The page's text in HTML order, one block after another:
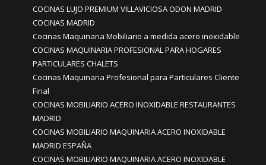
COCINAS LUJO PREMIUM VILLAVICIOSA ODON MADRID
COCINAS MADRID
Cocinas Maquinaria Mobiliario a medida acero inoxidable
COCINAS MAQUINARIA PROFESIONAL PARA HOGARES
PARTICULARES CHALETS
Cocinas Maquinaria Profesional para Particulares Cliente
Final
COCINAS MOBILIARIO ACERO INOXIDABLE RESTAURANTES
MADRID
COCINAS MOBILIARIO MAQUINARIA ACERO INOXIDABLE
MADRID ESPAÑA
COCINAS MOBILIARIO MAQUINARIA ACERO INOXIDABLE